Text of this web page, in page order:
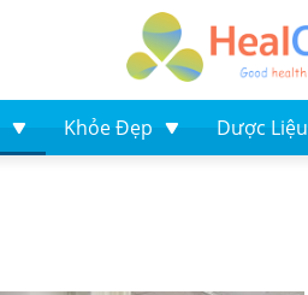
Khỏe Đẹp Dược Liệu